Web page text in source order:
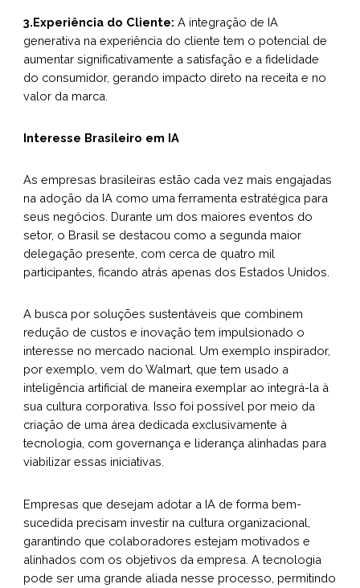
3.Experiência do Cliente: A integração de IA
generativa na experiência do cliente tem o potencial de
aumentar significativamente a satisfação e a fidelidade
do consumidor, gerando impacto direto na receita e no
valor da marca.
Interesse Brasileiro em IA
As empresas brasileiras estão cada vez mais engajadas
na adoção da IA como uma ferramenta estratégica para
seus negócios. Durante um dos maiores eventos do
setor, o Brasil se destacou como a segunda maior
delegação presente, com cerca de quatro mil
participantes, ficando atrás apenas dos Estados Unidos.
A busca por soluções sustentáveis que combinem
redução de custos e inovação tem impulsionado o
interesse no mercado nacional. Um exemplo inspirador,
por exemplo, vem do Walmart, que tem usado a
inteligência artificial de maneira exemplar ao integrá-la à
sua cultura corporativa. Isso foi possível por meio da
criação de uma área dedicada exclusivamente à
tecnologia, com governança e liderança alinhadas para
viabilizar essas iniciativas.
Empresas que desejam adotar a IA de forma bem-
sucedida precisam investir na cultura organizacional,
garantindo que colaboradores estejam motivados e
alinhados com os objetivos da empresa. A tecnologia
pode ser uma grande aliada nesse processo, permitindo